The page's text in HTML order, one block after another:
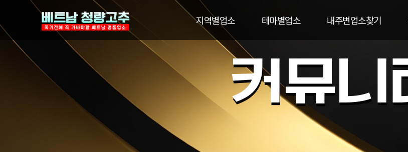
지역별업소 테마별업소 내주변업소찾기